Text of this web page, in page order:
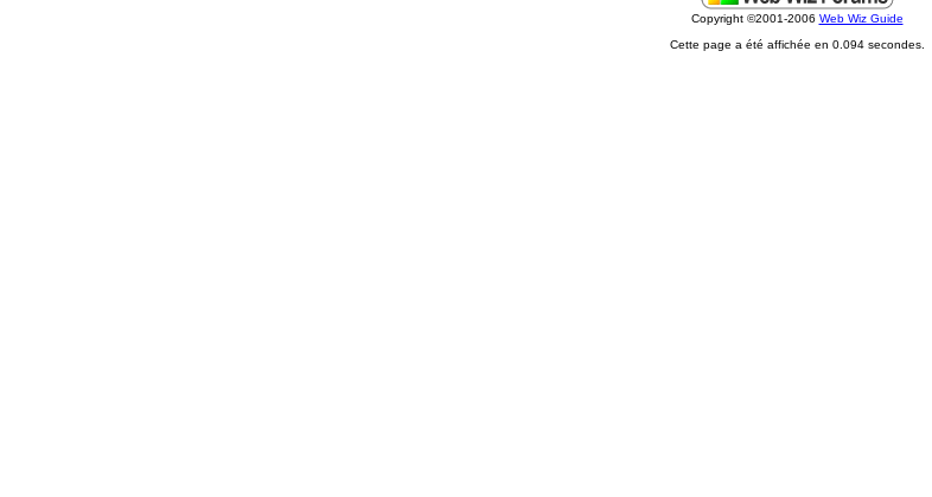
Copyright ©2001-2006 Web Wiz Guide
Cette page a été affichée en 0.094 secondes.